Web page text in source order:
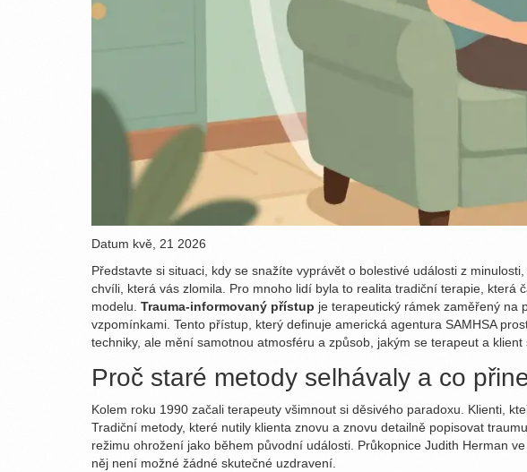
Datum kvě, 21 2026
Představte si situaci, kdy se snažíte vyprávět o bolestivé události z
chvíli, která vás zlomila. Pro mnoho lidí byla to realita tradiční terapie,
modelu. Trauma-informovaný přístup je terapeutický rámek zaměřený na
vzpomínkami. Tento přístup, který definuje americká agentura SAMHSA
techniky, ale mění samotnou atmosféru a způsob, jakým se terapeut a klient
Proč staré metody selhávaly a co
Kolem roku 1990 začali terapeuty všimnout si děsivého paradoxu. Klienti,
Tradiční metody, které nutily klienta znovu a znovu detailně popisovat
režimu ohrožení jako během původní události. Průkopnice Judith Herman
něj není možné žádné skutečné uzdravení.